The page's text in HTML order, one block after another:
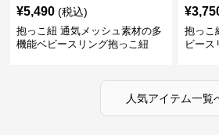
¥5,490 (税込)
抱っこ紐 通気メッシュ素材の多
機能ベビースリング抱っこ紐
¥
抱っこ
ビース
人気アイテム一覧